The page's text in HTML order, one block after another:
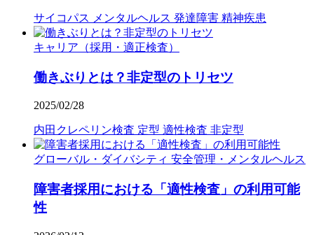
サイコパス メンタルヘルス 発達障害 精神疾患
キャリア（採用・適正検査）
働きぶりとは？非定型のトリセツ
2025/02/28
内田クレペリン検査 定型 適性検査 非定型
グローバル・ダイバシティ 安全管理・メンタルヘルス
障害者採用における「適性検査」の利用可能
性